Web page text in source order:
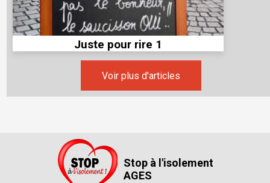
Juste pour rire 1
Voir plus d'articles
Stop à l'isolement
AGES